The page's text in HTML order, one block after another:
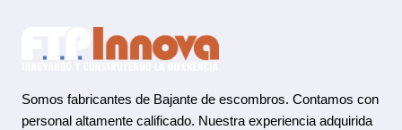
Somos fabricantes de Bajante de escombros. Contamos con
personal altamente calificado. Nuestra experiencia adquirida